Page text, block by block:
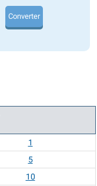
Converter
1
5
10